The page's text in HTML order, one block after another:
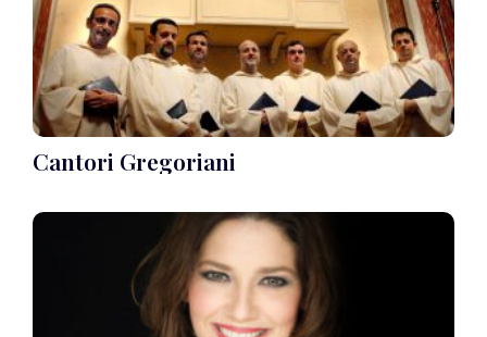
Cantori Gregoriani